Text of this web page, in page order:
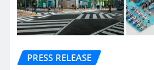
PRESS RELEASE